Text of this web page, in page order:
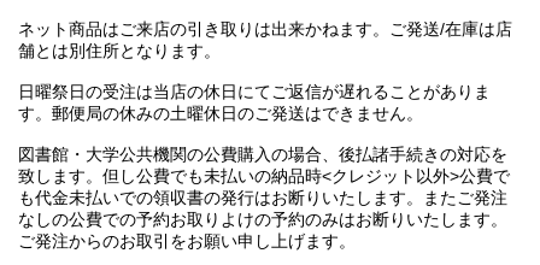
ネット商品はご来店の引き取りは出来かねます。ご発送/在庫は店
舗とは別住所となります。
日曜祭日の受注は当店の休日にてご返信が遅れることがありま
す。郵便局の休みの土曜休日のご発送はできません。
図書館・大学公共機関の公費購入の場合、後払諸手続きの対応を
致します。但し公費でも未払いの納品時<クレジット以外>公費で
も代金未払いでの領収書の発行はお断りいたします。またご発注
なしの公費での予約お取りよけの予約のみはお断りいたします。
ご発注からのお取引をお願い申し上げます。